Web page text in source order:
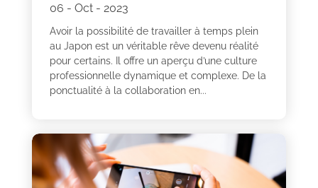
06 - Oct - 2023
Avoir la possibilité de travailler à temps plein
au Japon est un véritable rêve devenu réalité
pour certains. Il offre un aperçu d’une culture
professionnelle dynamique et complexe. De la
ponctualité à la collaboration en...